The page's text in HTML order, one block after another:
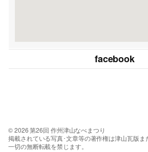
facebook
© 2026 第26回 作州津山なべまつり
掲載されている写真･文章等の著作権は津山瓦版ま
一切の無断転載を禁じます。